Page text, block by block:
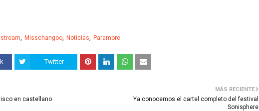
Misschangoo Noticias Paramore
Twitter
MÁS RECIENTE
Ya conocemos el cartel completo del festival
Sonisphere
en castellano